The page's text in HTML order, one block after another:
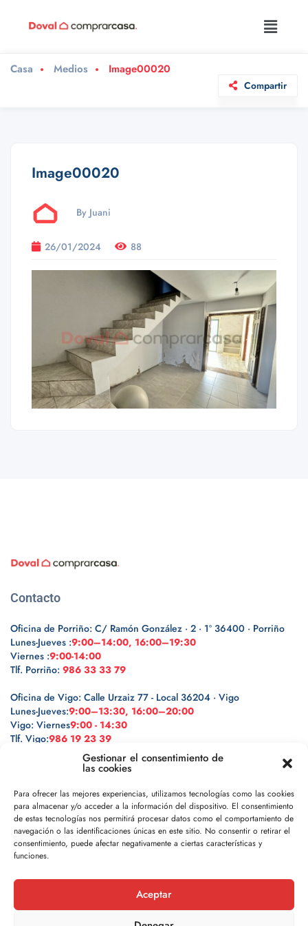
Gestionar el consentimiento de
las cookies
Para ofrecer las mejores experiencias, utilizamos tecnologías como las cookies
para almacenar y/o acceder a la información del dispositivo. El consentimiento
de estas tecnologías nos permitirá procesar datos como el comportamiento de
navegación o las identificaciones únicas en este sitio. No consentir o retirar el
consentimiento, puede afectar negativamente a ciertas características y
funciones.
Aceptar
Casa Medios Image00020
Compartir
Image00020
By Juani
26/01/2024 88
Contacto
Oficina de Porriño: C/ Ramón González · 2 · 1º 36400 · Porriño
Lunes-Jueves :9:00–14:00, 16:00–19:30
Viernes :9:00-14:00
Tlf. Porriño: 986 33 33 79
Oficina de Vigo: Calle Urzaiz 77 - Local 36204 · Vigo
Lunes-Jueves:9:00–13:30, 16:00–20:00
Vigo: Viernes9:00 - 14:30
Tlf. Vigo:986 19 23 39
Legal
Política de privacidad